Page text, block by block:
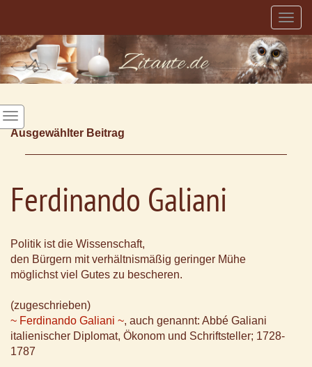
Ausgewählter Beitrag
Ferdinando Galiani
Politik ist die Wissenschaft,
den Bürgern mit verhältnismäßig geringer Mühe
möglichst viel Gutes zu bescheren.
(zugeschrieben)
~ Ferdinando Galiani ~, auch genannt: Abbé Galiani
italienischer Diplomat, Ökonom und Schriftsteller; 1728-
1787